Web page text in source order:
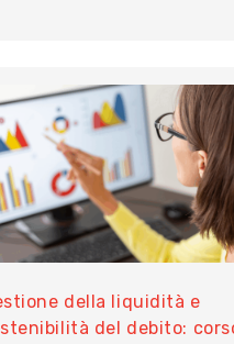
della liquidità e
del debito: